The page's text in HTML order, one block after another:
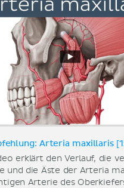
Arteria maxillaris
erklärt den Verlauf, die
und die Äste der Arteria
Arterie des